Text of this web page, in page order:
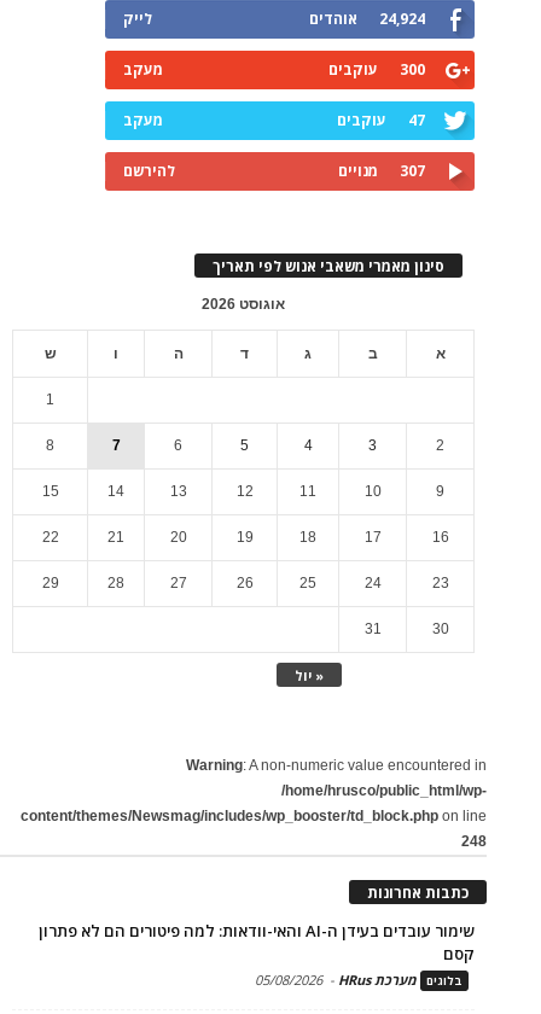
24,924 אוהדים לייק
300 עוקבים מעקב
47 עוקבים מעקב
307 מנויים להירשם
סינון מאמרי משאבי אנוש לפי תאריך
אוגוסט 2026
א ב ג ד ה ו ש
« יול
1
2
3
4
5
6
7
8
9
10
11
12
13
14
15
16
17
18
19
20
21
22
23
24
25
26
27
28
29
30
31
Warning: A non-numeric value encountered in
/home/hrusco/public_html/wp-
content/themes/Newsmag/includes/wp_booster/td_block.php on line
248
כתבות אחרונות
שימור עובדים בעידן ה-AI והאי-וודאות: למה פיטורים הם לא פתרון
קסם
בלוגים מערכת HRus -
05/08/2026